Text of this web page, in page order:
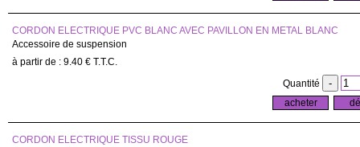
CORDON ELECTRIQUE PVC BLANC AVEC PAVILLON EN METAL BLANC
Accessoire de suspension
9.40 € T.T.C.
Quantité
CORDON ELECTRIQUE TISSU ROUGE